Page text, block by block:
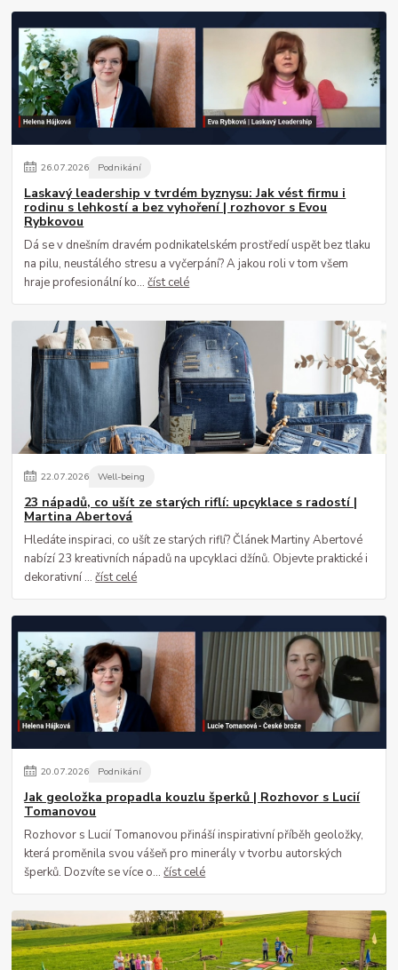
26.07.2026 Podnikání
Laskavý leadership v tvrdém byznysu: Jak vést firmu i
rodinu s lehkostí a bez vyhoření | rozhovor s Evou
Rybkovou
Dá se v dnešním dravém podnikatelském prostředí uspět bez tlaku
na pilu, neustálého stresu a vyčerpání? A jakou roli v tom všem
hraje profesionální ko...číst celé
22.07.2026 Well-being
23 nápadů, co ušít ze starých riflí: upcyklace s radostí |
Martina Abertová
Hledáte inspiraci, co ušít ze starých riflí? Článek Martiny Abertové
nabízí 23 kreativních nápadů na upcyklaci džínů. Objevte praktické i
dekorativní ...číst celé
20.07.2026 Podnikání
Jak geoložka propadla kouzlu šperků | Rozhovor s Lucií
Tomanovou
Rozhovor s Lucií Tomanovou přináší inspirativní příběh geoložky,
která proměnila svou vášeň pro minerály v tvorbu autorských
šperků. Dozvíte se více o...číst celé